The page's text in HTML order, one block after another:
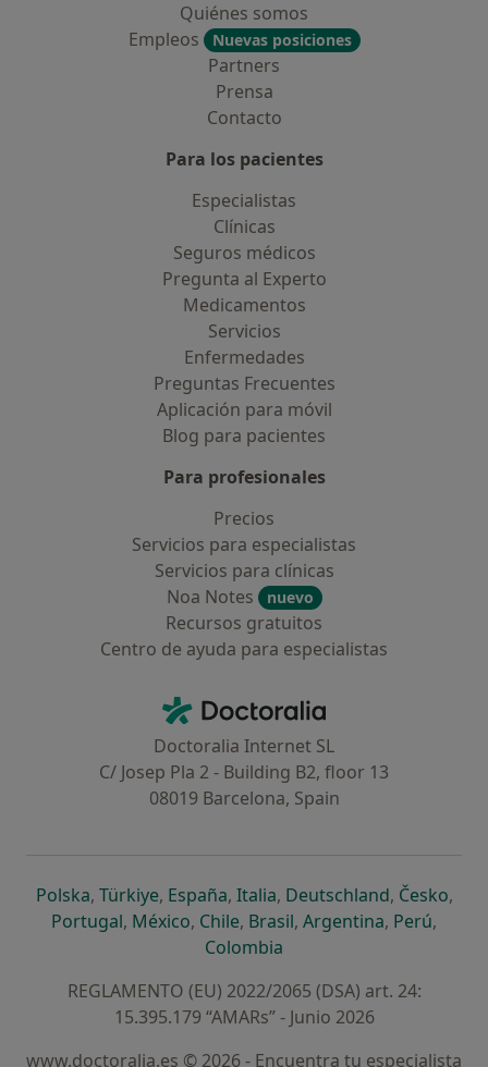
Quiénes somos
Empleos
Nuevas posiciones
Partners
Prensa
Contacto
Para los pacientes
Especialistas
Clínicas
Seguros médicos
Pregunta al Experto
Medicamentos
Servicios
Enfermedades
Preguntas Frecuentes
Aplicación para móvil
Blog para pacientes
Para profesionales
Precios
Servicios para especialistas
Servicios para clínicas
Noa Notes
nuevo
Recursos gratuitos
Centro de ayuda para especialistas
Doctoralia - Página de inicio
Doctoralia Internet SL
C/ Josep Pla 2 - Building B2, floor 13
08019 Barcelona, Spain
Polskase abre en una nueva pestaña
, Türkiyese abre en una nueva pestaña
, Españase abre en una nueva pestaña
, Italiase abre en una nueva
, Deutschlandse abre en
, Českose
,
Portugalse abre en una nueva pestaña
, Méxicose abre en una nueva pestaña
, Chilese abre en una nueva pestaña
, Brasilse abre en una nueva
, Argentinase abre en
, Perúse
,
Colombia
REGLAMENTO (EU) 2022/2065 (DSA) art. 24:
15.395.179 “AMARs” - Junio 2026
www.doctoralia.es © 2026 - Encuentra tu especialista